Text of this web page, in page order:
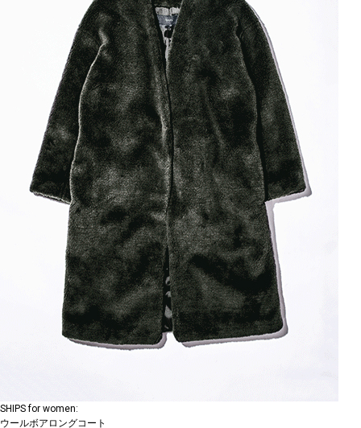
SHIPS for women:
ウールボアロングコート